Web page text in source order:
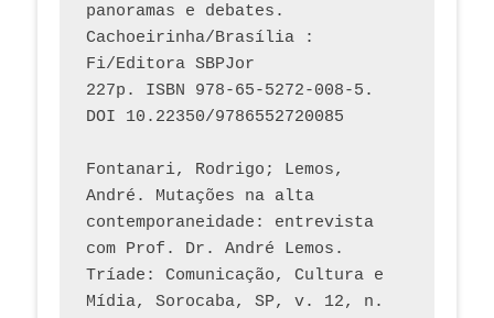
panoramas e debates.
Cachoeirinha/Brasília :
Fi/Editora SBPJor
227p. ISBN 978-65-5272-008-5.
DOI 10.22350/9786552720085
Fontanari, Rodrigo; Lemos,
André. Mutações na alta
contemporaneidade: entrevista
com Prof. Dr. André Lemos.
Tríade: Comunicação, Cultura e
Mídia, Sorocaba, SP, v. 12, n.